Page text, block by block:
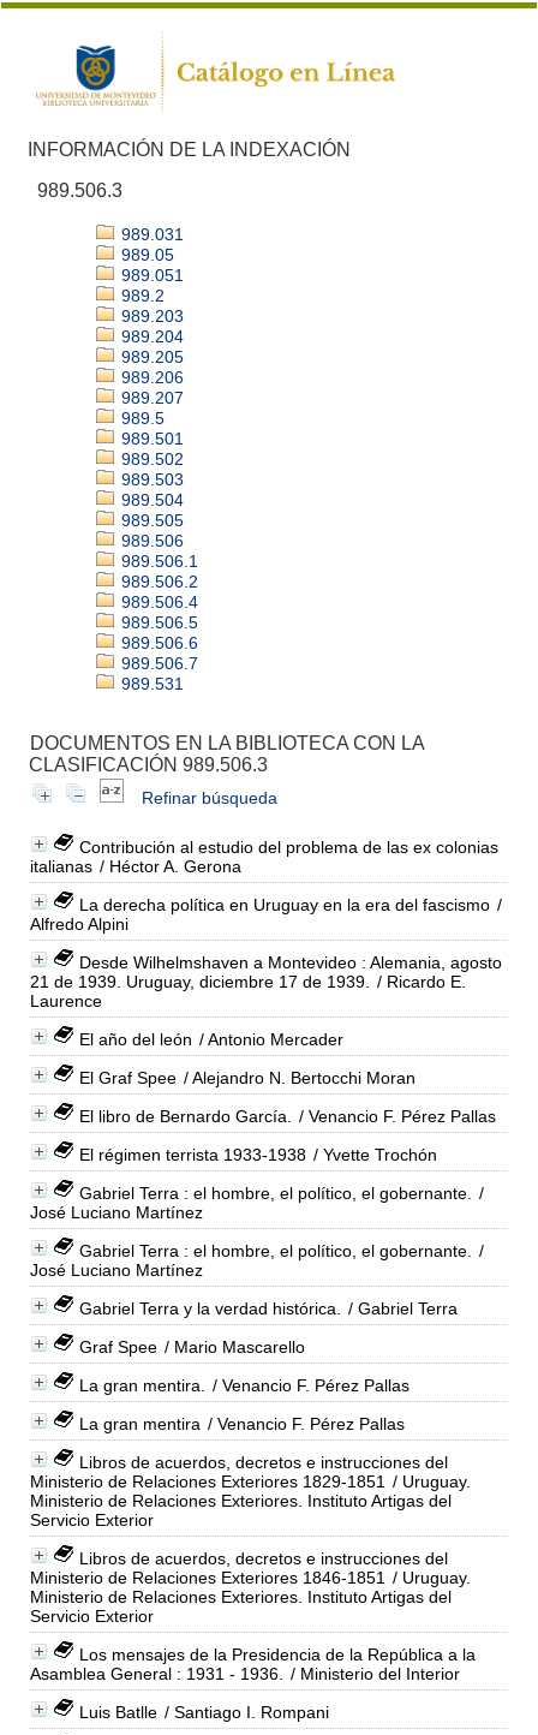
INFORMACIÓN DE LA INDEXACIÓN
989.506.3
989.031
989.05
989.051
989.2
989.203
989.204
989.205
989.206
989.207
989.5
989.501
989.502
989.503
989.504
989.505
989.506
989.506.1
989.506.2
989.506.4
989.506.5
989.506.6
989.506.7
989.531
DOCUMENTOS EN LA BIBLIOTECA CON LA
CLASIFICACIÓN 989.506.3
Refinar búsqueda
Contribución al estudio del problema de las ex colonias
italianas / Héctor A. Gerona
La derecha política en Uruguay en la era del fascismo /
Alfredo Alpini
Desde Wilhelmshaven a Montevideo : Alemania, agosto
21 de 1939. Uruguay, diciembre 17 de 1939.
/ Ricardo E.
Laurence
El año del león / Antonio Mercader
El Graf Spee / Alejandro N. Bertocchi Moran
El libro de Bernardo García.
/ Venancio F. Pérez Pallas
El régimen terrista 1933-1938 / Yvette Trochón
Gabriel Terra : el hombre, el político, el gobernante.
/
José Luciano Martínez
Gabriel Terra : el hombre, el político, el gobernante.
/
José Luciano Martínez
Gabriel Terra y la verdad histórica.
/ Gabriel Terra
Graf Spee / Mario Mascarello
La gran mentira.
/ Venancio F. Pérez Pallas
La gran mentira / Venancio F. Pérez Pallas
Libros de acuerdos, decretos e instrucciones del
Ministerio de Relaciones Exteriores 1829-1851 / Uruguay.
Ministerio de Relaciones Exteriores. Instituto Artigas del
Servicio Exterior
Libros de acuerdos, decretos e instrucciones del
Ministerio de Relaciones Exteriores 1846-1851 / Uruguay.
Ministerio de Relaciones Exteriores. Instituto Artigas del
Servicio Exterior
Los mensajes de la Presidencia de la República a la
Asamblea General : 1931 - 1936.
/ Ministerio del Interior
Luis Batlle / Santiago I. Rompani